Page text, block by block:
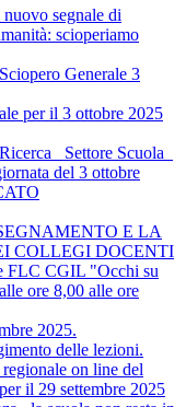
segnale di
scioperiamo
Generale 3
per il 3 ottobre 2025
Settore Scuola_
del 3 ottobre
E LA
COLLEGI DOCENTI
FLC CGIL "Occhi su
ore 8,00 alle ore
2025.
delle lezioni.
on line del
il 29 settembre 2025